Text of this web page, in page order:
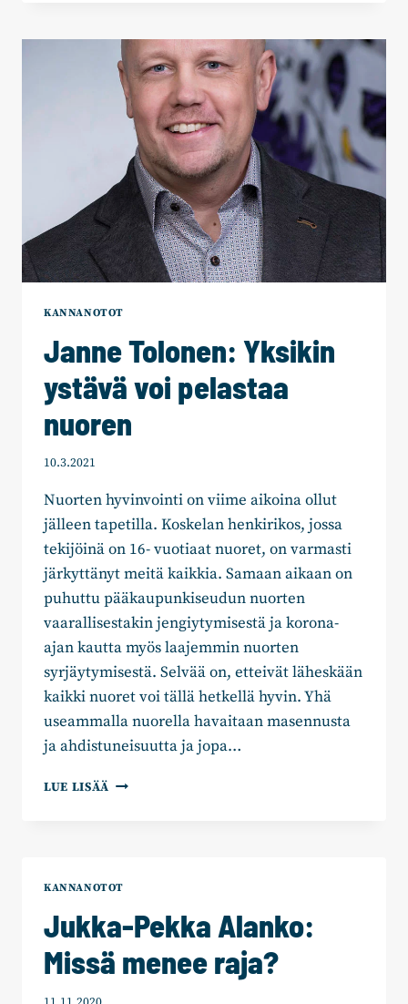
JA
NUORTEN
HARRASTAMISEN
MAHDOLLISTAMINEN
KANNANOTOT
Janne Tolonen: Yksikin
ystävä voi pelastaa
nuoren
10.3.2021
Nuorten hyvinvointi on viime aikoina ollut
jälleen tapetilla. Koskelan henkirikos, jossa
tekijöinä on 16- vuotiaat nuoret, on varmasti
järkyttänyt meitä kaikkia. Samaan aikaan on
puhuttu pääkaupunkiseudun nuorten
vaarallisestakin jengiytymisestä ja korona-
ajan kautta myös laajemmin nuorten
syrjäytymisestä. Selvää on, etteivät läheskään
kaikki nuoret voi tällä hetkellä hyvin. Yhä
useammalla nuorella havaitaan masennusta
ja ahdistuneisuutta ja jopa…
LUE LISÄÄ JANNE
KANNANOTOT
Jukka-Pekka Alanko:
Missä menee raja?